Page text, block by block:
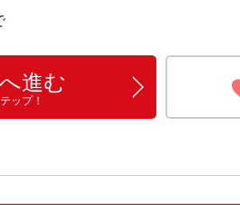
進む
ップ！